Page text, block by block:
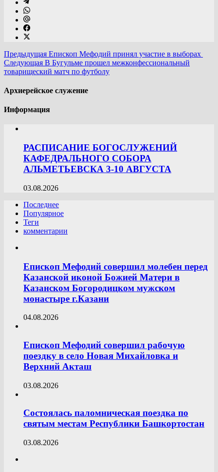
Предыдущая Епископ Мефодий принял участие в выборах
Следующая В Бугульме прошел межконфессиональный
товарищеский матч по футболу
Архиерейское служение
Информация
РАСПИСАНИЕ БОГОСЛУЖЕНИЙ
КАФЕДРАЛЬНОГО СОБОРА
АЛЬМЕТЬЕВСКА 3-10 АВГУСТА
03.08.2026
Последнее
Популярное
Теги
комментарии
Епископ Мефодий совершил молебен перед
Казанской иконой Божией Матери в
Казанском Богородицком мужском
монастыре г.Казани
04.08.2026
Епископ Мефодий совершил рабочую
поездку в село Новая Михайловка и
Верхний Акташ
03.08.2026
Состоялась паломническая поездка по
святым местам Республики Башкортостан
03.08.2026